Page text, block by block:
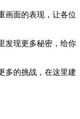
画面的表现，让各位
发现更多秘密，给你
多的挑战，在这里建